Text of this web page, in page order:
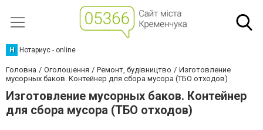
Н Нотариус - online
Головна Оголошення Ремонт, будівництво
Изготовление
мусорных баков. Контейнер для сбора мусора (ТБО отходов)
Изготовление мусорных баков. Контейнер
для сбора мусора (ТБО отходов)